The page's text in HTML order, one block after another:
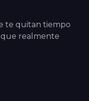
te quitan tiempo
realmente